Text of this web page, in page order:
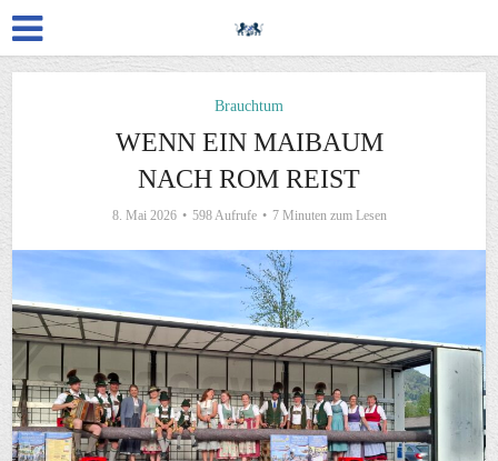
Brauchtum
WENN EIN MAIBAUM
NACH ROM REIST
8. Mai 2026 598 Aufrufe 7 Minuten zum Lesen